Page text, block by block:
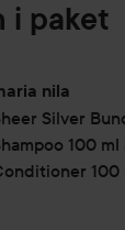
i paket
nila
Silver
100 ml
100